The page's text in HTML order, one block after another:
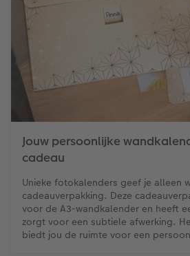
Jouw persoonlijke
cadeau
Unieke fotokalenders geef je alleen
cadeauverpakking. Deze
voor de A3-wandkalender en heeft
zorgt voor een subtiele afwerking.
biedt jou de ruimte voor een